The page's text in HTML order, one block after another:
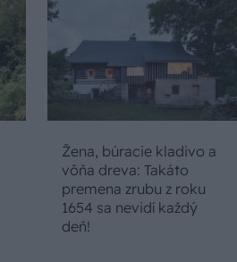
Žena, búracie kladivo a
vôňa dreva: Takáto
premena zrubu z roku
1654 sa nevidí každý
deň!